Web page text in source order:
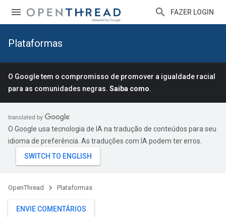
FAZER LOGIN
Plataformas
O Google tem o compromisso de promover a igualdade racial
para as comunidades negras. Saiba como.
O Google usa tecnologia de IA na tradução de conteúdos para seu
idioma de preferência. As traduções com IA podem ter erros.
OpenThread Plataformas
ENVIE COMENTÁRIOS